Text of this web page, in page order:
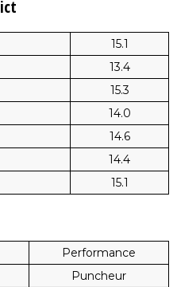
15.1
13.4
15.3
14.0
14.6
14.4
15.1
Performance
Puncheur